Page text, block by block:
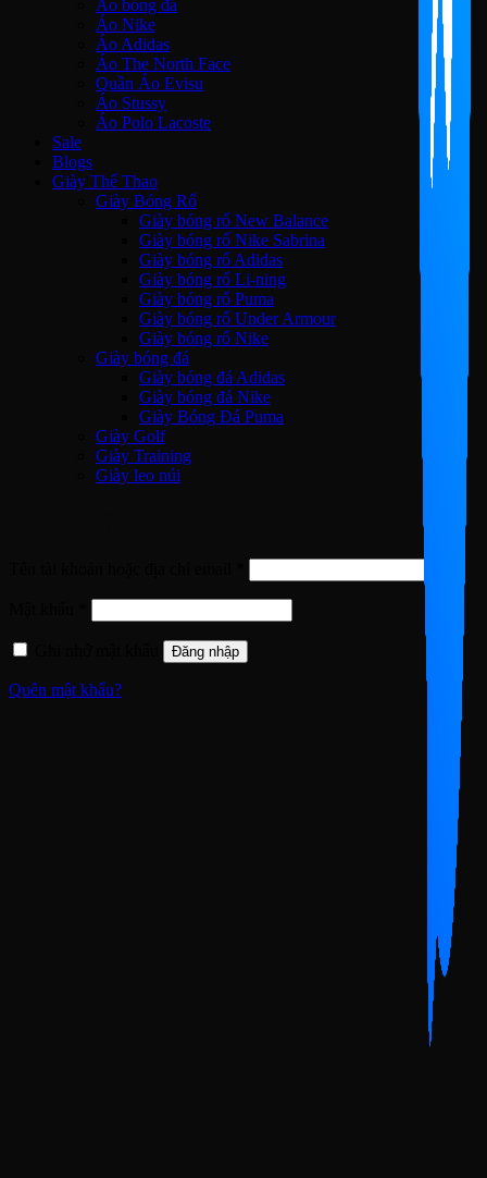
Áo bóng đá
Áo Nike
Áo Adidas
Áo The North Face
Quần Áo Evisu
Áo Stussy
Áo Polo Lacoste
Sale
Blogs
Giày Thể Thao
Giày Bóng Rổ
Giày bóng rổ New Balance
Giày bóng rổ Nike Sabrina
Giày bóng rổ Adidas
Giày bóng rổ Li-ning
Giày bóng rổ Puma
Giày bóng rổ Under Armour
Giày bóng rổ Nike
Giày bóng đá
Giày bóng đá Adidas
Giày bóng đá Nike
Giày Bóng Đá Puma
Giày Golf
Giày Training
Giày leo núi
buộc
buộc
Đăng nhập
Quên mật khẩu?